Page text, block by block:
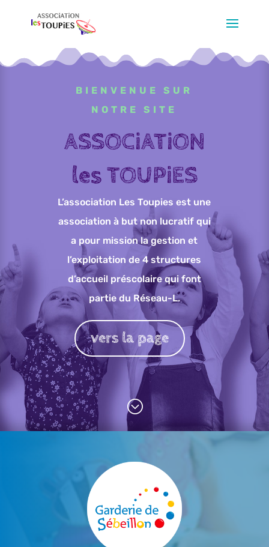
BIENVENUE SUR
NOTRE SITE
ASSOCiATiON
les TOUPiES
L’association Les Toupies est une
association à but non lucratif qui
a pour mission la gestion et
l’exploitation de 4 structures
d’accueil préscolaire qui font
partie du Réseau-L.
vers la page
;